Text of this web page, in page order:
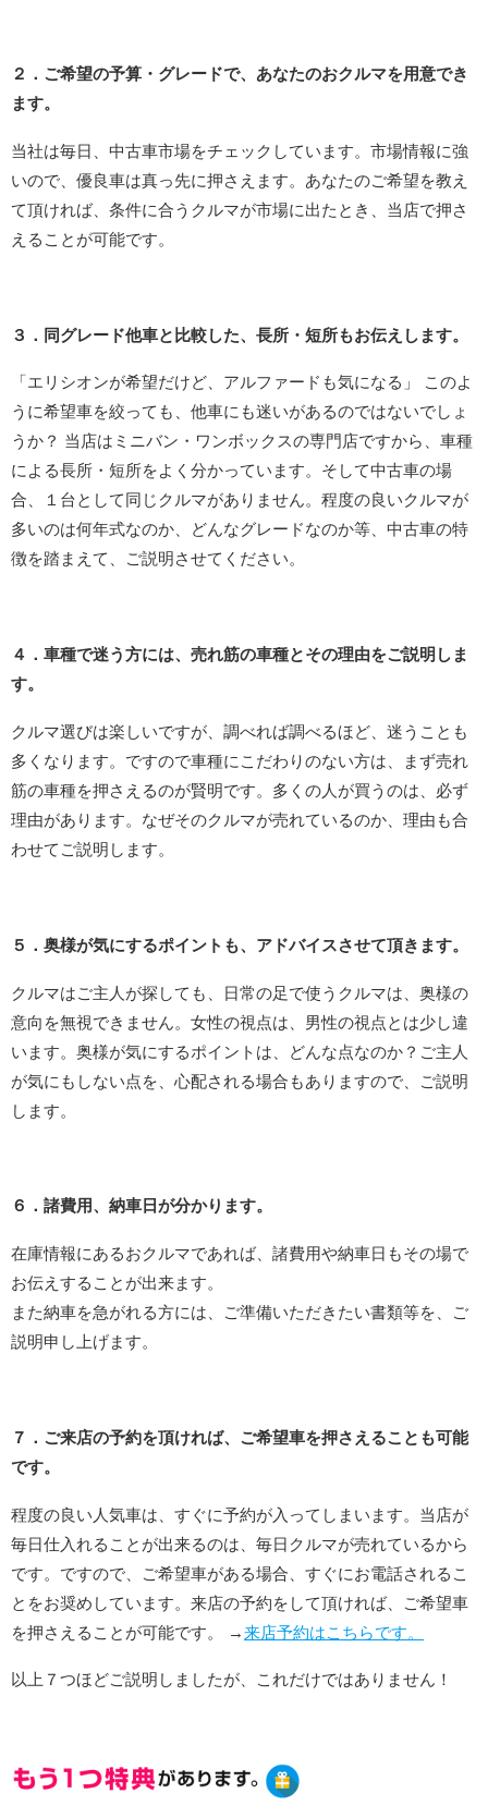
２．ご希望の予算・グレードで、あなたのおクルマを用意でき
ます。
当社は毎日、中古車市場をチェックしています。市場情報に強
いので、優良車は真っ先に押さえます。あなたのご希望を教え
て頂ければ、条件に合うクルマが市場に出たとき、当店で押さ
えることが可能です。
３．同グレード他車と比較した、長所・短所もお伝えします。
「エリシオンが希望だけど、アルファードも気になる」 このよ
うに希望車を絞っても、他車にも迷いがあるのではないでしょ
うか？ 当店はミニバン・ワンボックスの専門店ですから、車種
による長所・短所をよく分かっています。そして中古車の場
合、１台として同じクルマがありません。程度の良いクルマが
多いのは何年式なのか、どんなグレードなのか等、中古車の特
徴を踏まえて、ご説明させてください。
４．車種で迷う方には、売れ筋の車種とその理由をご説明しま
す。
クルマ選びは楽しいですが、調べれば調べるほど、迷うことも
多くなります。ですので車種にこだわりのない方は、まず売れ
筋の車種を押さえるのが賢明です。多くの人が買うのは、必ず
理由があります。なぜそのクルマが売れているのか、理由も合
わせてご説明します。
５．奥様が気にするポイントも、アドバイスさせて頂きます。
クルマはご主人が探しても、日常の足で使うクルマは、奥様の
意向を無視できません。女性の視点は、男性の視点とは少し違
います。奥様が気にするポイントは、どんな点なのか？ご主人
が気にもしない点を、心配される場合もありますので、ご説明
します。
６．諸費用、納車日が分かります。
在庫情報にあるおクルマであれば、諸費用や納車日もその場で
お伝えすることが出来ます。
また納車を急がれる方には、ご準備いただきたい書類等を、ご
説明申し上げます。
７．ご来店の予約を頂ければ、ご希望車を押さえることも可能
です。
程度の良い人気車は、すぐに予約が入ってしまいます。当店が
毎日仕入れることが出来るのは、毎日クルマが売れているから
です。ですので、ご希望車がある場合、すぐにお電話されるこ
とをお奨めしています。来店の予約をして頂ければ、ご希望車
を押さえることが可能です。 →来店予約はこちらです。
以上７つほどご説明しましたが、これだけではありません！